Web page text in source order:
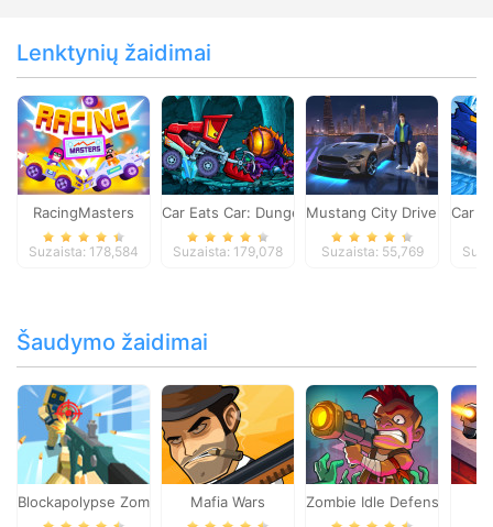
Lenktynių žaidimai
RacingMasters
Suzaista: 178,584
Car Eats Car: Dungeon Adventure
Suzaista: 179,078
Mustang City Driver
Suzaista: 55,769
Car
Šaudymo žaidimai
Blockapolypse Zombie ShooterMafia Wars Zombie Idle Defense